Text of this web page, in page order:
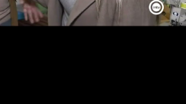
Video